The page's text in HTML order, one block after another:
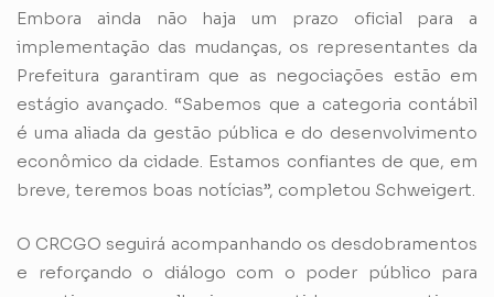
Embora ainda não haja um prazo oficial para a
implementação das mudanças, os representantes da
Prefeitura garantiram que as negociações estão em
estágio avançado. “Sabemos que a categoria contábil
é uma aliada da gestão pública e do desenvolvimento
econômico da cidade. Estamos confiantes de que, em
breve, teremos boas notícias”, completou Schweigert.
O CRCGO seguirá acompanhando os desdobramentos
e reforçando o diálogo com o poder público para